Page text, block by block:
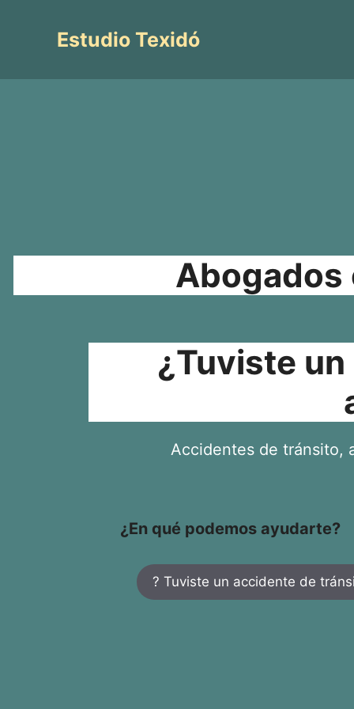
contenidoEstudio Texidó
Abogados
¿Tuviste
Accidentes de tránsito,
¿En qué podemos ayudarte?
? Tuviste un accidente de